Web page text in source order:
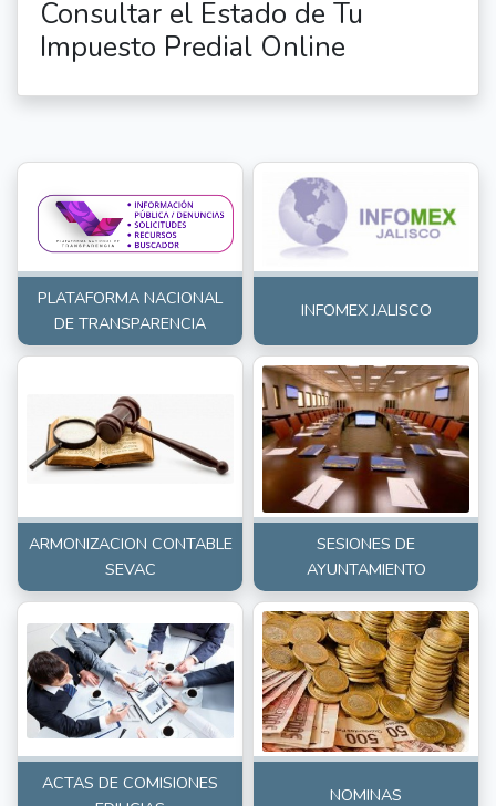
Consultar el Estado de Tu
Impuesto Predial Online
PLATAFORMA NACIONAL
DE TRANSPARENCIA
INFOMEX JALISCO
ARMONIZACION CONTABLE
SEVAC
SESIONES DE
AYUNTAMIENTO
ACTAS DE COMISIONES
NOMINAS